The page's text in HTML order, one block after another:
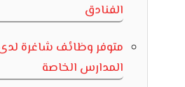
الفنادق
متوفر وظائف شاغرة
المدارس الخاصة